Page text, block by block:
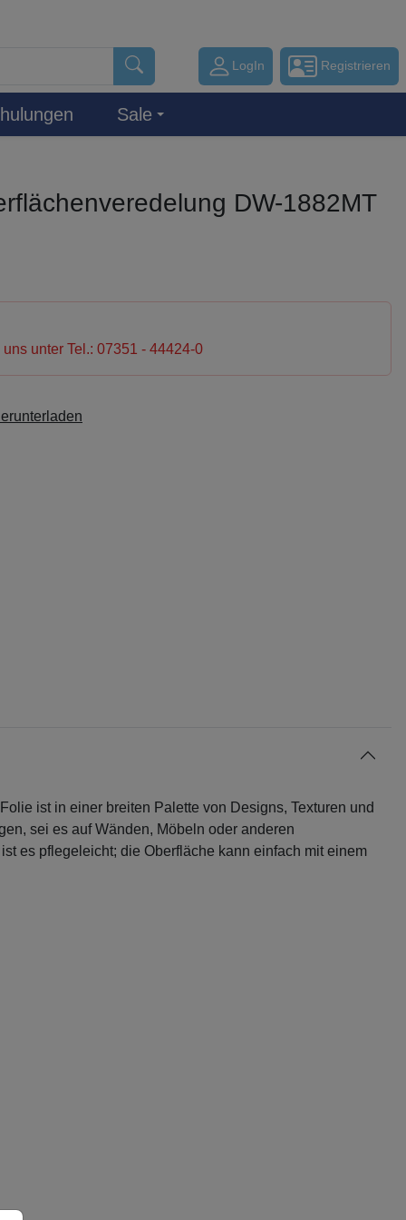
LogIn Registrieren
Sale
DW-1882MT
unter Tel.: 07351 - 44424-0
ist in einer breiten Palette von Designs, Texturen und
sei es auf Wänden, Möbeln oder anderen
es pflegeleicht; die Oberfläche kann einfach mit einem